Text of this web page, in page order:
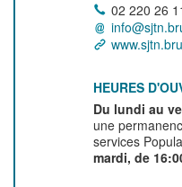
02 220 26
HEURES
Du lundi au
une
services
mardi, de